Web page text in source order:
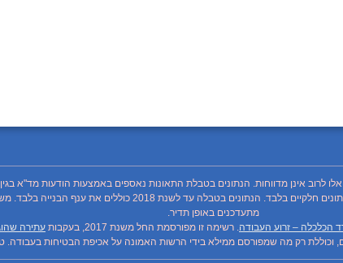
אלו לרוב אינן מדווחות. הנתונים בטבלת התאונות נאספים באמצעות הודעות מד"א
מתעדכנים באופן תדיר.
הכלכלה – זרוע העבודה. רשימה זו מפורסמת החל משנת 2017, בעקבות עתירה
וכוללת רק מה שמפורסם ממילא בידי הרשות האמונה על אכיפת הבטיחות בעבודה.